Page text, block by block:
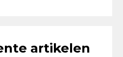
artikelen